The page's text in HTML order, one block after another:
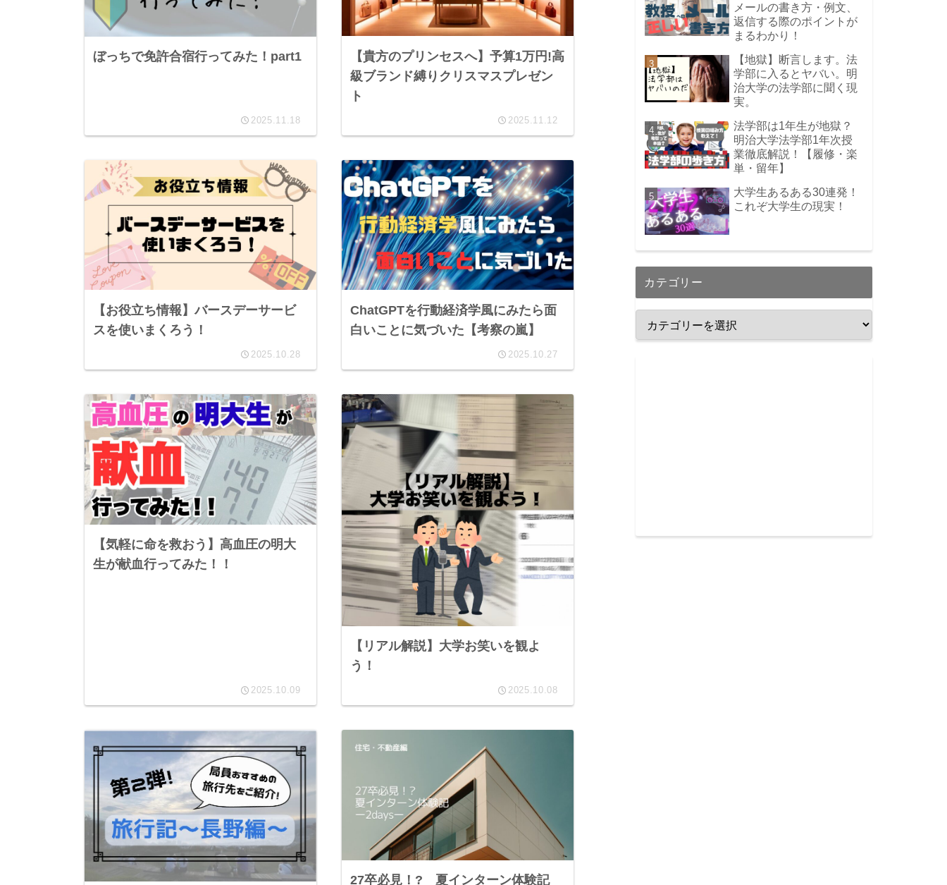
ぼっちで免許合宿行ってみた！part1
2025.11.18
【貴方のプリンセスへ】予算1万円!高
級ブランド縛りクリスマスプレゼン
ト
2025.11.12
【お役立ち情報】バースデーサービ
スを使いまくろう！
2025.10.28
ChatGPTを行動経済学風にみたら面
白いことに気づいた【考察の嵐】
2025.10.27
【気軽に命を救おう】高血圧の明大
生が献血行ってみた！！
2025.10.09
【リアル解説】大学お笑いを観よ
う！
2025.10.08
27卒必見！? 夏インターン体験記
メールの書き方・例文、
返信する際のポイントが
まるわかり！
【地獄】断言します。法
学部に入るとヤバい。明
治大学の法学部に聞く現
実。
法学部は1年生が地獄？
明治大学法学部1年次授
業徹底解説！【履修・楽
単・留年】
大学生あるある30連発！
これぞ大学生の現実！
カテゴリー